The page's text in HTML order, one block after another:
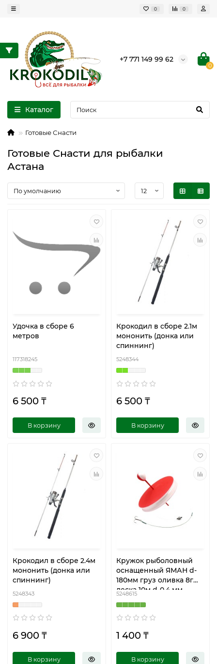
0 0
+7 771 149 99 62
0
Каталог
Готовые Снасти
Готовые Снасти для рыбалки
Астана
Удочка в сборе 6
метров
117318245
6 500 ₸
В корзину
Крокодил в сборе 2.1м
мононить (донка или
спиннинг)
5248344
6 500 ₸
В корзину
Крокодил в сборе 2.4м
мононить (донка или
спиннинг)
5248343
6 900 ₸
В корзину
Кружок рыболовный
оснащенный ЯМАН d-
180мм груз оливка 8г
леска 10м d-0,4 мм
5248615
1 400 ₸
В корзину